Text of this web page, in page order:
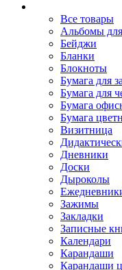
Все товары
Альбомы
Бейджи
Бланки
Блокноты
Бумага для
Бумага для
Бумага
Бумага
Визитница
Дневники
Доски
Дыроколы
Зажимы
Закладки
Записные
Календари
Карандаши
Карандаши